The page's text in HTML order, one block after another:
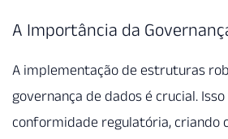
A Importância da
A implementação de estruturas
governança de dados é crucial.
conformidade regulatória, criando